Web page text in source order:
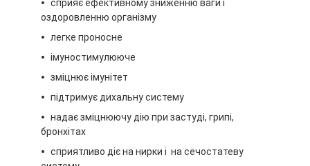
сприяє ефективному зниженню ваги і
оздоровленню організму
легке проносне
імуностимулююче
зміцнює імунітет
підтримує дихальну систему
надає зміцнюючу дію при застуді, грипі,
бронхітах
сприятливо діє на нирки і на сечостатеву